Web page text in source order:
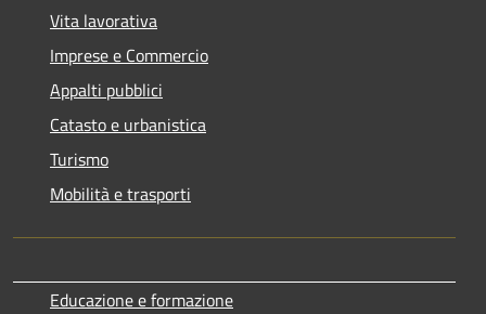
Vita lavorativa
Imprese e Commercio
Appalti pubblici
Catasto e urbanistica
Turismo
Mobilità e trasporti
Educazione e formazione